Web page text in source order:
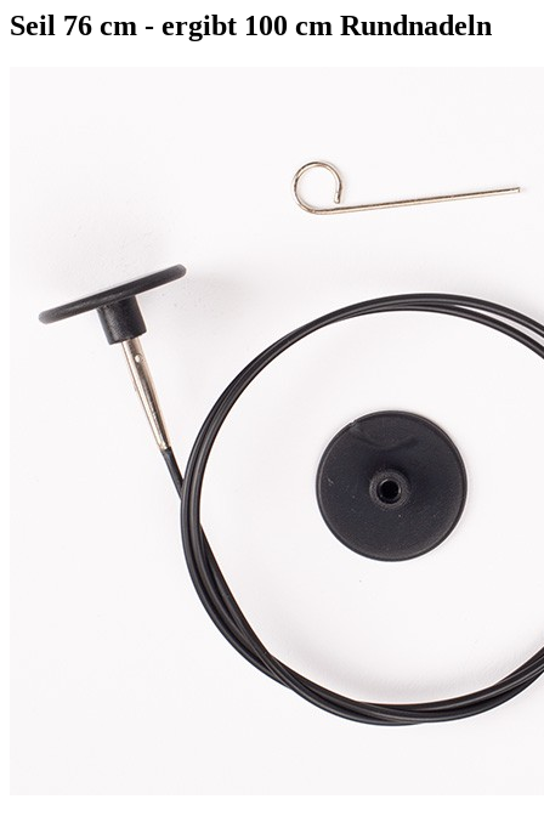
Seil 76 cm - ergibt 100 cm Rundnadeln